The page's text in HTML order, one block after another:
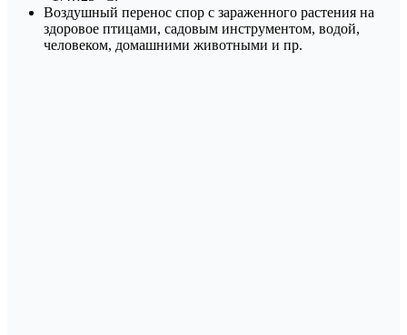
Воздушный перенос спор с зараженного растения на
здоровое птицами, садовым инструментом, водой,
человеком, домашними животными и пр.